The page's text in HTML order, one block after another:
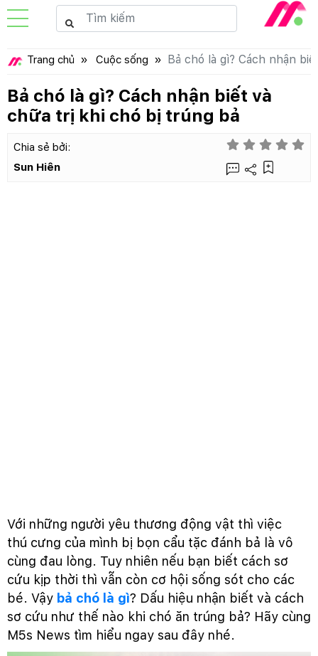
Trang chủ Cuộc sống Bả chó là gì? Cách nhận
Bả chó là gì? Cách nhận biết và
chữa trị khi chó bị trúng bả
Chia sẻ bởi:
Sun Hiên
Với những người yêu thương động vật thì việc
thú cưng của mình bị bọn cẩu tặc đánh bả là vô
cùng đau lòng. Tuy nhiên nếu bạn biết cách sơ
cứu kịp thời thì vẫn còn cơ hội sống sót cho các
bé. Vậy bả chó là gì? Dấu hiệu nhận biết và cách
sơ cứu như thế nào khi chó ăn trúng bả? Hãy cùng
M5s News tìm hiểu ngay sau đây nhé.